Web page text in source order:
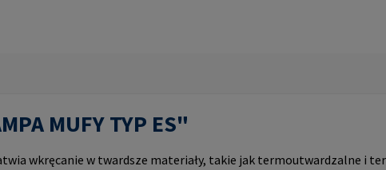
MUFY TYP ES"
wkręcanie w twardsze materiały, takie jak termoutwardzalne